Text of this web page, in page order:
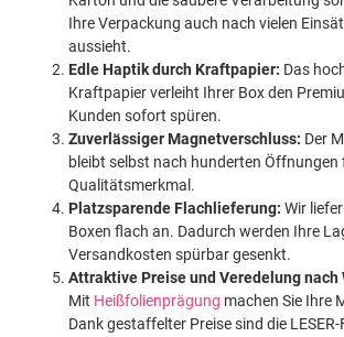
Ihre Verpackung auch nach vielen
aussieht.
Edle Haptik durch Kraftpapier: Das
Kraftpapier verleiht Ihrer Box den
Kunden sofort spüren.
Zuverlässiger Magnetverschluss: Der
bleibt selbst nach hunderten Öffnungen
Qualitätsmerkmal.
Platzsparende Flachlieferung: Wir
Boxen flach an. Dadurch werden Ihre
Versandkosten spürbar gesenkt.
Attraktive Preise und Veredelung nach
Mit Heißfolienprägung machen Sie Ihre
Dank gestaffelter Preise sind die